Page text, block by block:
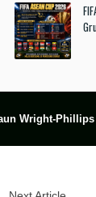
Wright-Phillips